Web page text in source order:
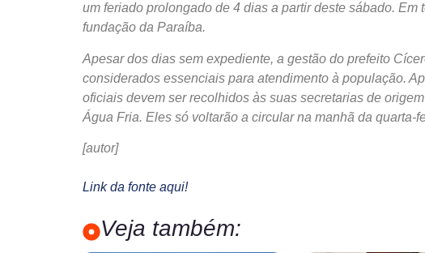
um feriado prolongado de 4 dias a partir deste sábado.
fundação da Paraíba.
Apesar dos dias sem expediente, a gestão do prefeito
considerados essenciais para atendimento à população.
oficiais devem ser recolhidos às suas secretarias de
Água Fria. Eles só voltarão a circular na manhã da quarta-
[autor]
Link da fonte aqui!
Veja também: